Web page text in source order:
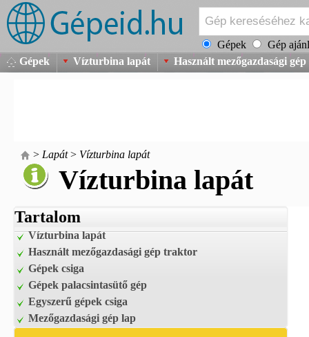
Gépek
Gép
Gépek
Vízturbina lapát Használt mezőgazdasági
> Lapát> Vízturbina lapát
Vízturbina lapát
Tartalom
Vízturbina lapát
Használt mezőgazdasági gép traktor
Gépek csiga
Gépek palacsintasütő gép
Egyszerű gépek csiga
Mezőgazdasági gép lap